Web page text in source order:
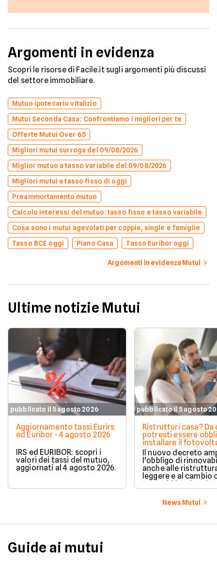
Argomenti in evidenza
Scopri le risorse di Facile.it sugli argomenti più discussi
del settore immobiliare.
Mutuo ipotecario vitalizio
Mutui Seconda Casa: Confrontiamo i migliori per te
Offerte Mutui Over 65
Migliori mutui surroga del 09/08/2026
Miglior mutuo a tasso variabile del 09/08/2026
Migliori mutui a tasso fisso di oggi
Preammortamento mutuo
Calcolo interessi del mutuo: tasso fisso e tasso variabile
Cosa sono i mutui agevolati per coppie, single e famiglie
Tasso BCE oggi
Piano Casa Tasso Euribor oggi
Argomenti in evidenza Mutui
Ultime notizie Mutui
pubblicato il 5 agosto 2026
Aggiornamento tassi Eurirs
ed Euribor - 4 agosto 2026
IRS ed EURIBOR: scopri i
valori dei tassi del mutuo,
aggiornati al 4 agosto 2026.
pubblicato il 5 agosto
Ristrutturi casa? Da
potresti essere
installare il
nuova norma che
milioni di italiani
Il nuovo decreto
l'obbligo di
anche alle
leggere e al cambio
ecco chi è
cambia in pratica.
News Mutui
Guide ai mutui